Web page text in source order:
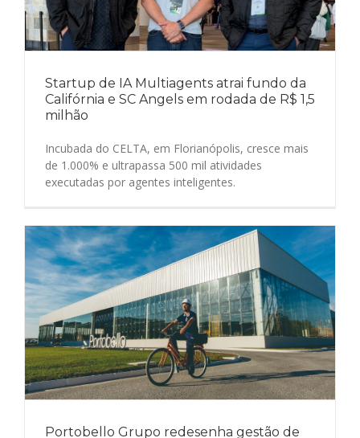
Startup de IA Multiagents atrai fundo da
Califórnia e SC Angels em rodada de R$ 1,5
milhão
Incubada do CELTA, em Florianópolis, cresce mais
de 1.000% e ultrapassa 500 mil atividades
executadas por agentes inteligentes.
Portobello Grupo redesenha gestão de